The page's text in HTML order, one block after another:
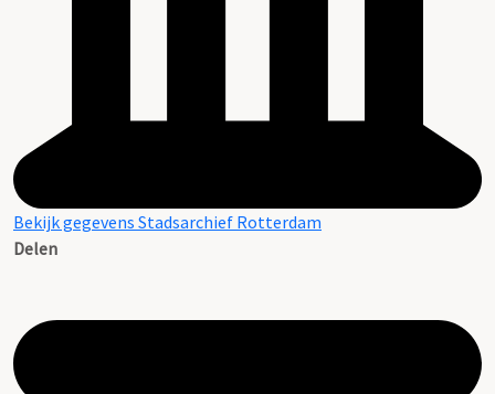
Bekijk gegevens Stadsarchief Rotterdam
Delen